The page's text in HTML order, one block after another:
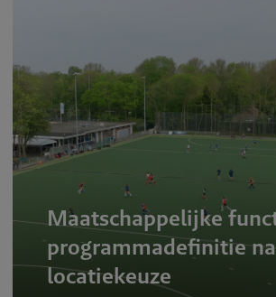
Maatschappelijke
programmadefinitie
locatiekeuze